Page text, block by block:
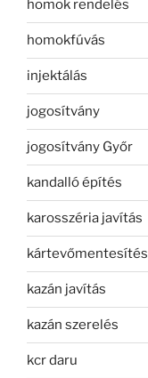
homok rendelés
homokfúvás
injektálás
jogosítvány
jogosítvány Győr
kandalló építés
karosszéria javítás
kártevőmentesítés
kazán javítás
kazán szerelés
kcr daru